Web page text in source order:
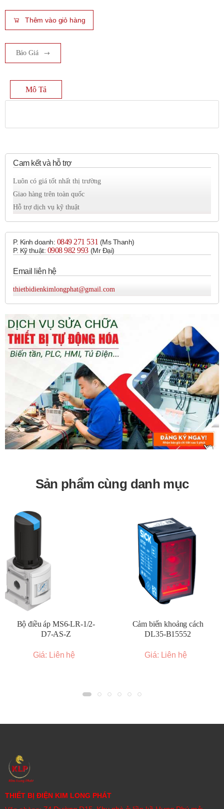
Thêm vào giỏ hàng
Báo Giá
Mô Tả
Cam kết và hỗ trợ
Luôn có giá tốt nhất thị trường
Giao hàng trên toàn quốc
Hỗ trợ dịch vụ kỹ thuật
P. Kinh doanh: 0849 271 531 (Ms Thanh)
P. Kỹ thuật: 0908 982 993​ (Mr Đại)
Email liên hệ
thietbidienkimlongphat@gmail.com
Sản phẩm cùng danh mục
Bộ điều áp MS6-LR-1/2-
D7-AS-Z
Giá: Liên hệ
Cảm biến khoảng cách
DL35-B15552
Giá: Liên hệ
THIẾT BỊ ĐIỆN KIM LONG PHÁT